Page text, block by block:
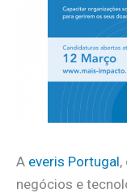
A everis Portugal,
negócios e